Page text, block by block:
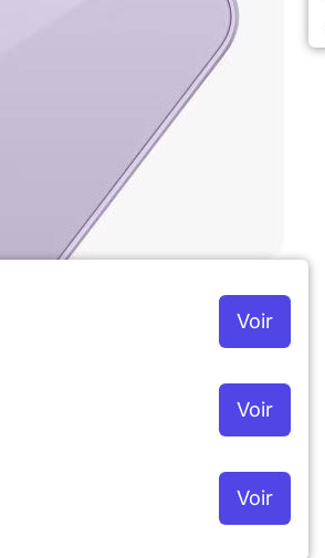
Voir
Voir
Voir